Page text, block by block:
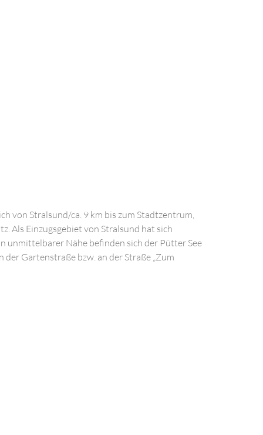
von Stralsund/ca. 9 km bis zum Stadtzentrum,
Als Einzugsgebiet von Stralsund hat sich
Nähe befinden sich der Pütter See
Gartenstraße bzw. an der Straße „Zum